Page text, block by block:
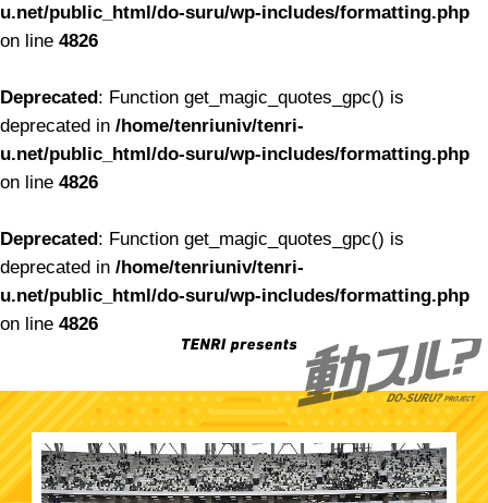
u.net/public_html/do-suru/wp-includes/formatting.php
on line 4826
Deprecated: Function get_magic_quotes_gpc() is
deprecated in /home/tenriuniv/tenri-
u.net/public_html/do-suru/wp-includes/formatting.php
on line 4826
Deprecated: Function get_magic_quotes_gpc() is
deprecated in /home/tenriuniv/tenri-
u.net/public_html/do-suru/wp-includes/formatting.php
on line 4826